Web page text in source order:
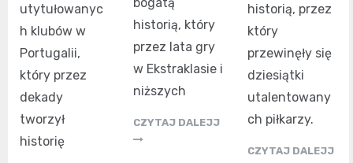
utytułowanyc
h klubów w
Portugalii,
który przez
dekady
tworzył
historię
historią, który
przez lata gry
w Ekstraklasie i
niższych
CZYTAJ DALEJJ
historią, przez
który
przewinęły się
dziesiątki
utalentowany
ch piłkarzy.
CZYTAJ DALEJJ